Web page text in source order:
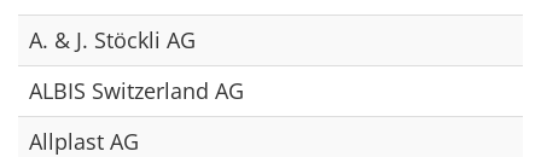
A. & J. Stöckli AG
ALBIS Switzerland AG
Allplast AG